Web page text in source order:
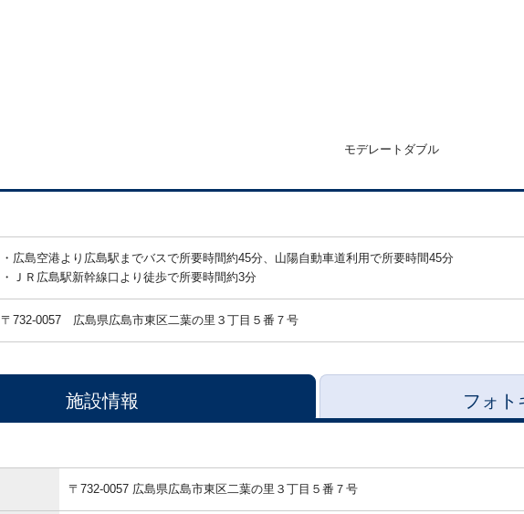
モデレートダブル
広島空港より広島駅までバスで所要時間約45分、山陽自動車道利用で所要時間45分
ＪＲ広島駅新幹線口より徒歩で所要時間約3分
〒732-0057 広島県広島市東区二葉の里３丁目５番７号
施設情報 フォト
〒732-0057 広島県広島市東区二葉の里３丁目５番７号